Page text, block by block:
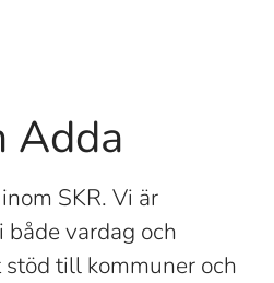
Adda
SKR. Vi är
vardag och
till kommuner och